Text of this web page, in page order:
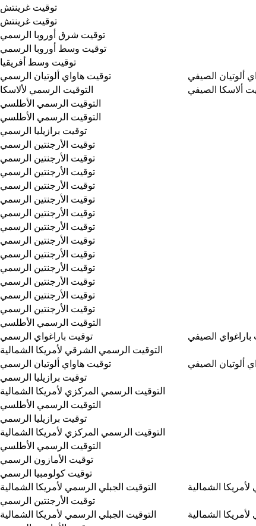
توقيت غرينتش
توقيت غرينتش
توقيت شرق أوروبا الرسمي
توقيت وسط أوروبا الرسمي
توقيت وسط أفريقيا
توقيت هاواي ألوتيان الرسمي
ألوتيان الصيفي
التوقيت الرسمي لألاسكا
ألاسكا الصيفي
التوقيت الرسمي الأطلسي
التوقيت الرسمي الأطلسي
توقيت برازيليا الرسمي
توقيت الأرجنتين الرسمي
توقيت الأرجنتين الرسمي
توقيت الأرجنتين الرسمي
توقيت الأرجنتين الرسمي
توقيت الأرجنتين الرسمي
توقيت الأرجنتين الرسمي
توقيت الأرجنتين الرسمي
توقيت الأرجنتين الرسمي
توقيت الأرجنتين الرسمي
توقيت الأرجنتين الرسمي
توقيت الأرجنتين الرسمي
توقيت الأرجنتين الرسمي
توقيت الأرجنتين الرسمي
التوقيت الرسمي الأطلسي
توقيت باراغواي الرسمي
باراغواي الصيفي
التوقيت الرسمي الشرقي لأمريكا الشمالية
توقيت هاواي ألوتيان الرسمي
ألوتيان الصيفي
توقيت برازيليا الرسمي
التوقيت الرسمي المركزي لأمريكا الشمالية
التوقيت الرسمي الأطلسي
توقيت برازيليا الرسمي
التوقيت الرسمي المركزي لأمريكا الشمالية
التوقيت الرسمي الأطلسي
توقيت الأمازون الرسمي
توقيت كولومبيا الرسمي
التوقيت الجبلي الرسمي لأمريكا الشمالية
الشمالية
توقيت الأرجنتين الرسمي
التوقيت الجبلي الرسمي لأمريكا الشمالية
الشمالية